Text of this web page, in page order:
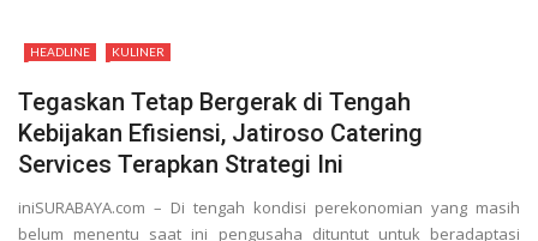
HEADLINE KULINER
Tegaskan Tetap Bergerak di Tengah
Kebijakan Efisiensi, Jatiroso Catering
Services Terapkan Strategi Ini
iniSURABAYA.com – Di tengah kondisi perekonomian yang masih
belum menentu saat ini pengusaha dituntut untuk beradaptasi